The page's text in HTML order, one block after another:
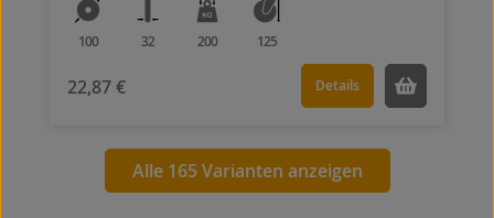
100 32 200 125
22,87 € Details
Alle 165 Varianten anzeigen